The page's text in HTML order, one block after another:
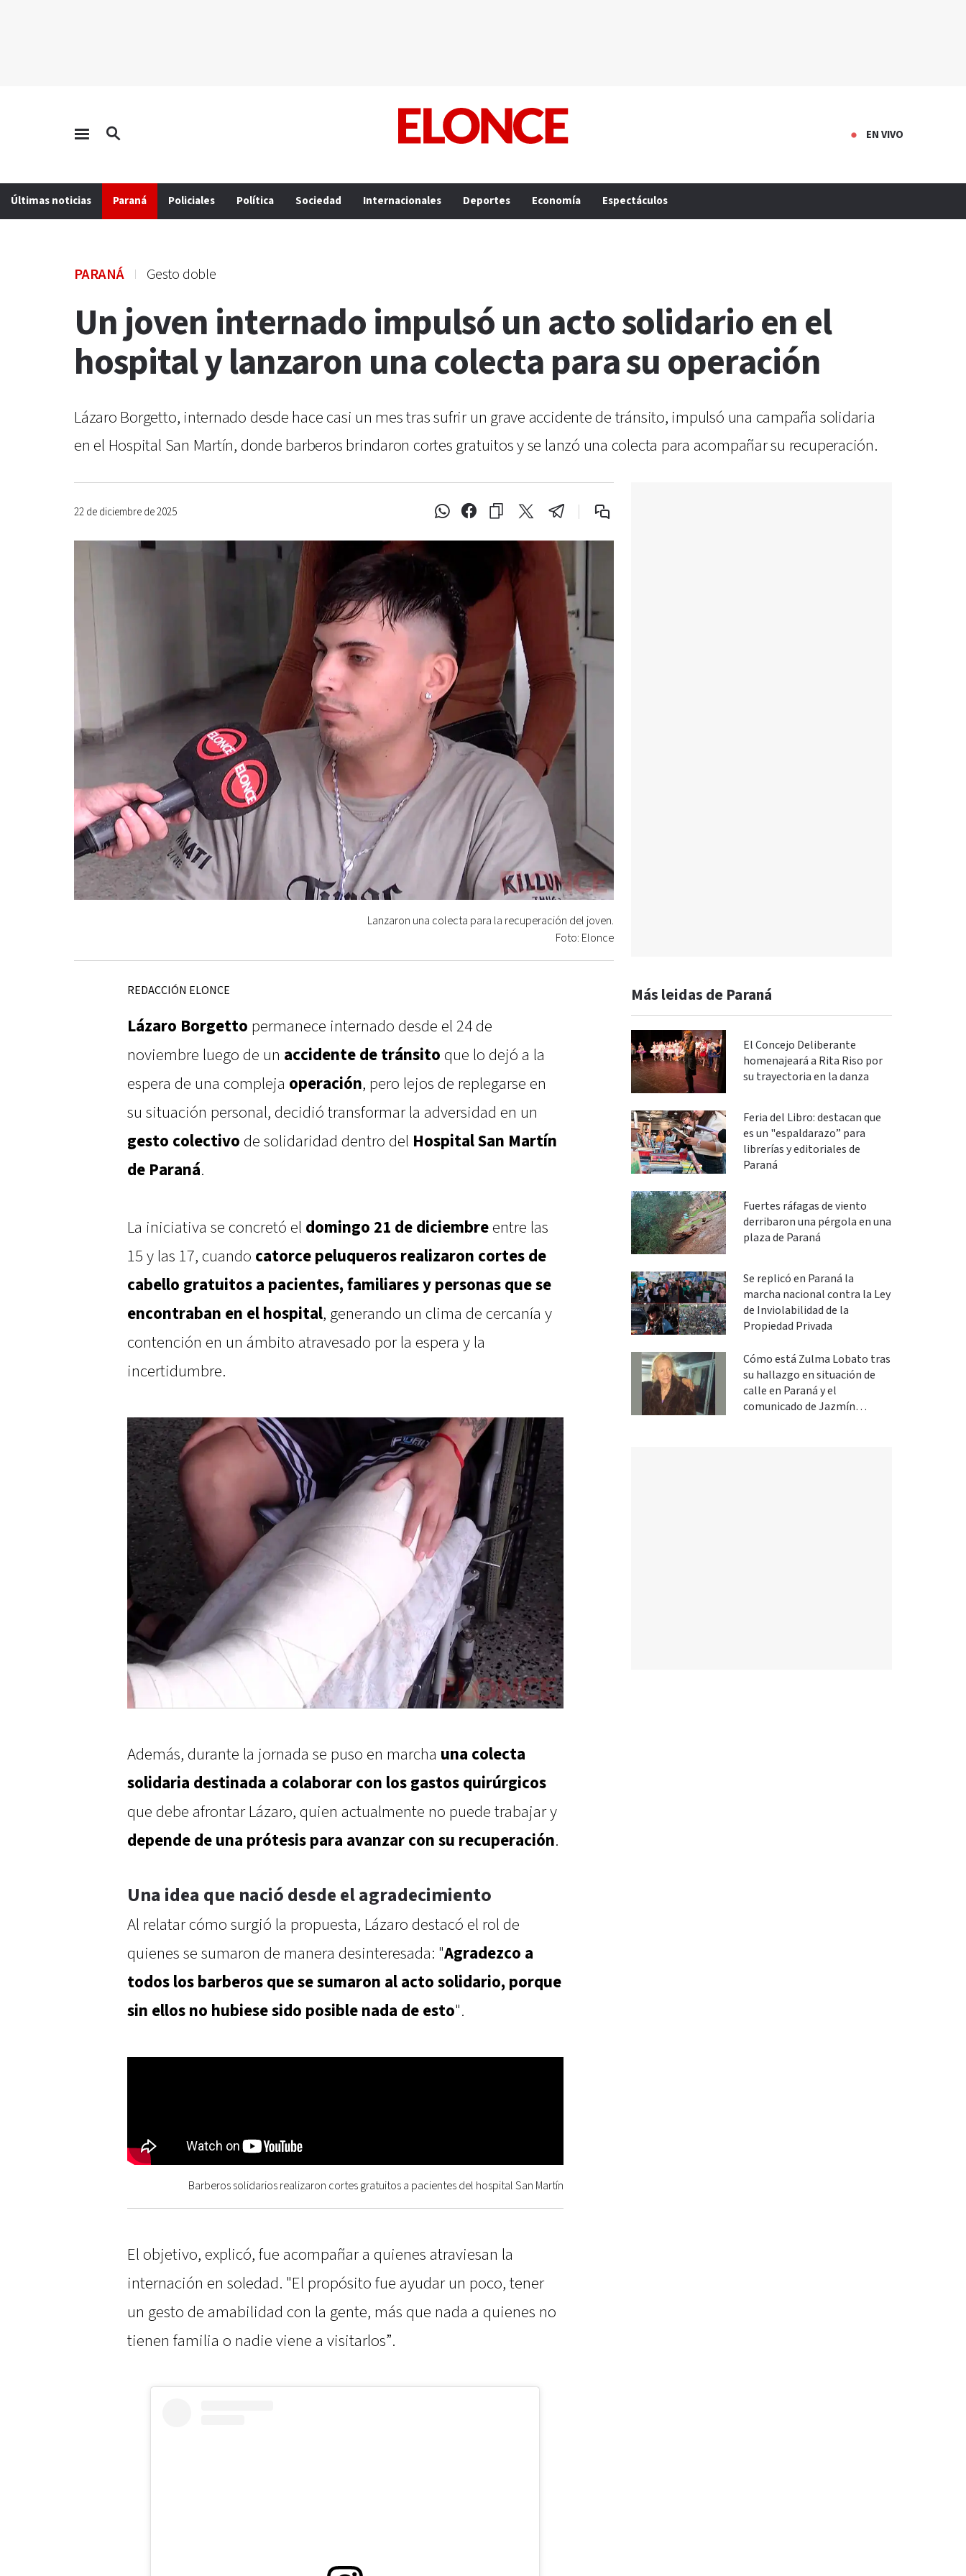
EN VIVO
Últimas noticias Paraná Policiales Política Sociedad Internacionales Deportes Economía Espectáculos
PARANÁ Gesto doble
Un joven internado impulsó un acto solidario en el
hospital y lanzaron una colecta para su operación
Lázaro Borgetto, internado desde hace casi un mes tras sufrir un grave accidente de tránsito, impulsó una campaña solidaria
en el Hospital San Martín, donde barberos brindaron cortes gratuitos y se lanzó una colecta para acompañar su recuperación.
22 de diciembre de 2025
Lanzaron una colecta para la recuperación del joven.
Foto: Elonce
REDACCIÓN ELONCE
Lázaro Borgetto permanece internado desde el 24 de
noviembre luego de un accidente de tránsito que lo dejó a la
espera de una compleja operación, pero lejos de replegarse en
su situación personal, decidió transformar la adversidad en un
gesto colectivo de solidaridad dentro del Hospital San Martín
de Paraná.
La iniciativa se concretó el domingo 21 de diciembreentre las
15 y las 17, cuando catorce peluqueros realizaron cortes de
cabello gratuitos a pacientes, familiares y personas que se
encontraban en el hospital, generando un clima de cercanía y
contención en un ámbito atravesado por la espera y la
incertidumbre.
Además, durante la jornada se puso en marcha una colecta
solidaria destinada a colaborar con los gastos quirúrgicos
que debe afrontar Lázaro, quien actualmente no puede trabajar y
depende de una prótesis para avanzar con su recuperación.
Una idea que nació desde el agradecimiento
Al relatar cómo surgió la propuesta, Lázaro destacó el rol de
quienes se sumaron de manera desinteresada: "Agradezco a
todos los barberos que se sumaron al acto solidario, porque
sin ellos no hubiese sido posible nada de esto".
Barberos solidarios realizaron cortes gratuitos a pacientes del hospital San Martín
El objetivo, explicó, fue acompañar a quienes atraviesan la
internación en soledad. "El propósito fue ayudar un poco, tener
un gesto de amabilidad con la gente, más que nada a quienes no
tienen familia o nadie viene a visitarlos”.
Más leidas de Paraná
El Concejo Deliberante
homenajeará a Rita Riso por
su trayectoria en la danza
Feria del Libro: destacan que
es un "espaldarazo” para
librerías y editoriales de
Paraná
Fuertes ráfagas de viento
derribaron una pérgola en una
plaza de Paraná
Se replicó en Paraná la
marcha nacional contra la Ley
de Inviolabilidad de la
Propiedad Privada
Cómo está Zulma Lobato tras
su hallazgo en situación de
calle en Paraná y el
comunicado de Jazmín